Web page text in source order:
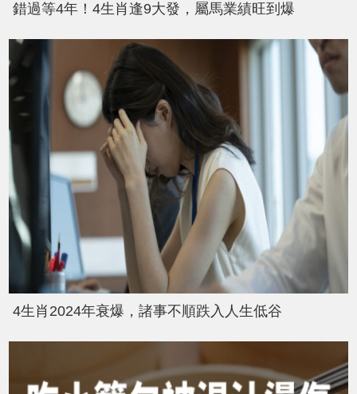
錯過等4年！4生肖逢9大發，屬馬業績旺到爆
4生肖2024年衰爆，諸事不順跌入人生低谷